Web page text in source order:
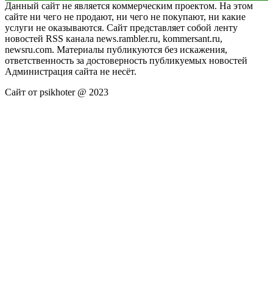
Данный сайт не является коммерческим проектом. На этом
сайте ни чего не продают, ни чего не покупают, ни какие
услуги не оказываются. Сайт представляет собой ленту
новостей RSS канала news.rambler.ru, kommersant.ru,
newsru.com. Материалы публикуются без искажения,
ответственность за достоверность публикуемых новостей
Администрация сайта не несёт.
Сайт от psikhoter @ 2023